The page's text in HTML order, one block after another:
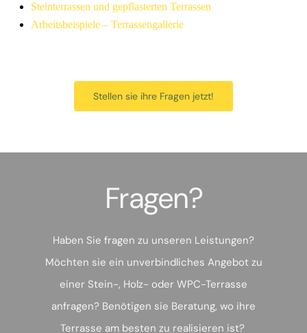
Steinterrassen und gepflasterten Terrassen
Arbeitsbeispiele – Terrassengallerie
Stellen sie ihre Fragen jetzt!
Fragen?
Haben Sie fragen zu unseren Leistungen?
Möchten sie ein unverbindliches Angebot zu
einer Stein-, Holz- oder WPC-Terrasse
anfragen? Benötigen sie Beratung, wo ihre
Terrasse am besten zu realisieren ist?